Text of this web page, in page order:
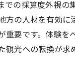
での採算度外視の
方の人材を有効に
重要です。体験を
観光への転換が求